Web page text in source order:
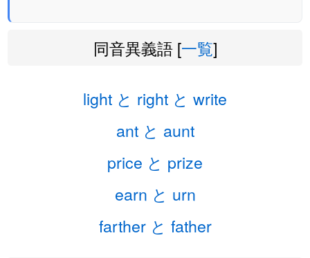
同音異義語 [一覧]
light と right と write
ant と aunt
price と prize
earn と urn
farther と father